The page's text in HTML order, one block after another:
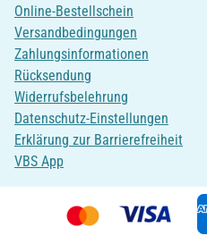
Online-Bestellschein
Versandbedingungen
Zahlungsinformationen
Rücksendung
Widerrufsbelehrung
Datenschutz-Einstellungen
Erklärung zur Barrierefreiheit
VBS App